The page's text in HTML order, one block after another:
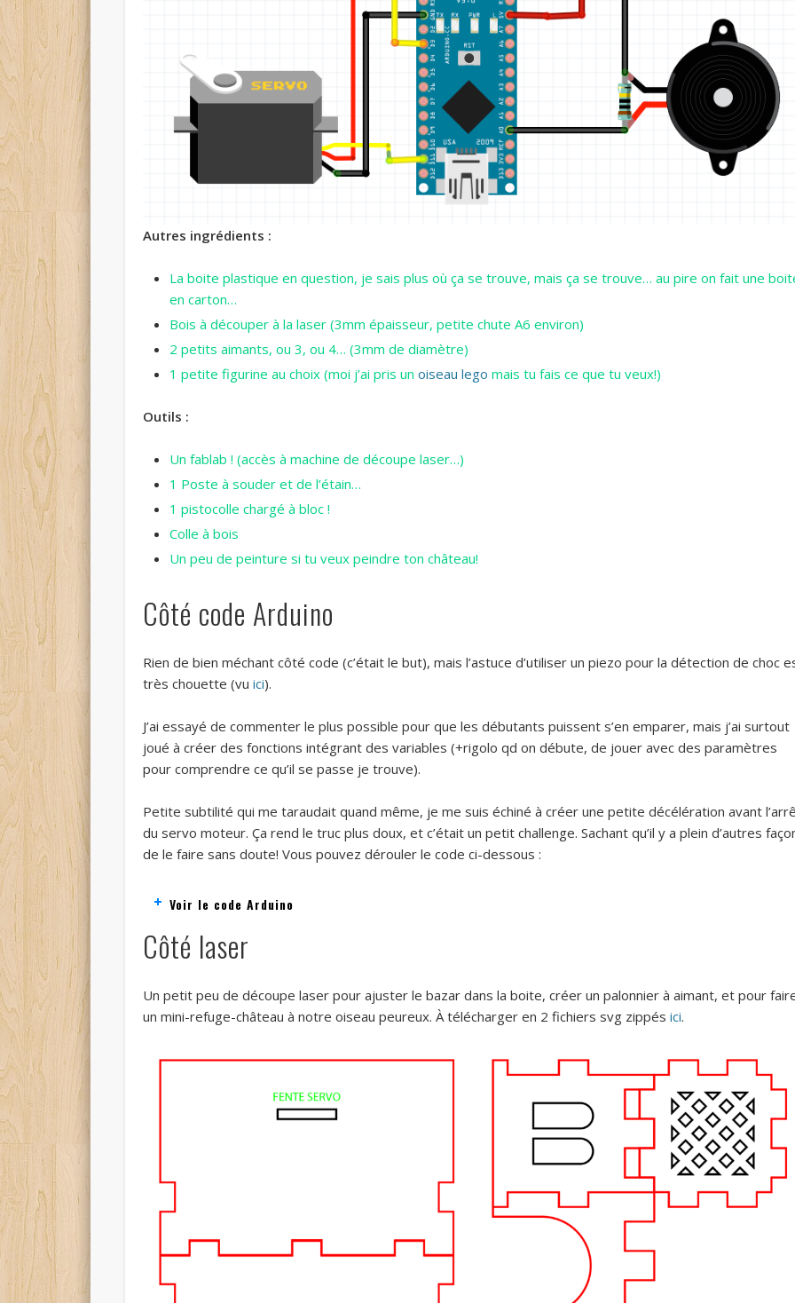
Autres ingrédients :
La boite plastique en question, je sais plus où ça se trouve, mais ça se trouve… au pire on fait une
en carton…
Bois à découper à la laser (3mm épaisseur, petite chute A6 environ)
2 petits aimants, ou 3, ou 4… (3mm de diamètre)
1 petite figurine au choix (moi j’ai pris un oiseau lego mais tu fais ce que tu veux!)
Outils :
Un fablab ! (accès à machine de découpe laser…)
1 Poste à souder et de l’étain…
1 pistocolle chargé à bloc !
Colle à bois
Un peu de peinture si tu veux peindre ton château!
Côté code Arduino
Rien de bien méchant côté code (c’était le but), mais l’astuce d’utiliser un piezo pour la détection de choc
très chouette (vu ici).
J’ai essayé de commenter le plus possible pour que les débutants puissent s’en emparer, mais j’ai surtout
joué à créer des fonctions intégrant des variables (+rigolo qd on débute, de jouer avec des paramètres
pour comprendre ce qu’il se passe je trouve).
Petite subtilité qui me taraudait quand même, je me suis échiné à créer une petite décélération avant
du servo moteur. Ça rend le truc plus doux, et c’était un petit challenge. Sachant qu’il y a plein d’autres
de le faire sans doute! Vous pouvez dérouler le code ci-dessous :
Voir le code Arduino
Côté laser
Un petit peu de découpe laser pour ajuster le bazar dans la boite, créer un palonnier à aimant, et pour
un mini-refuge-château à notre oiseau peureux. À télécharger en 2 fichiers svg zippés ici.